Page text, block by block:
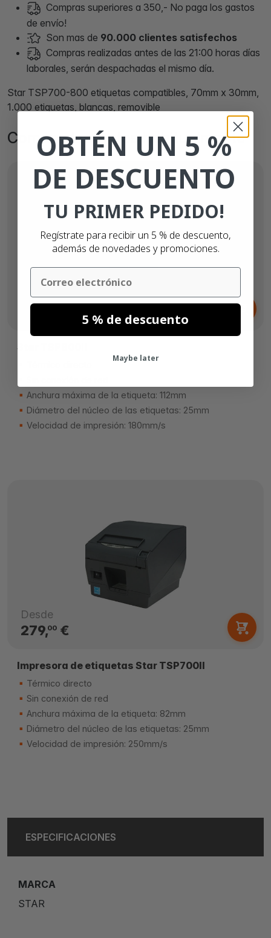
Compras superiores a 350,- No paga los gastos
de envío!
Son mas de 90.000 clientes satisfechos
Compras realizadas antes de las 21:00 horas días
laborales, serán despachadas el mismo día.
Star TSP700-800 etiquetas compatibles, 70mm x 30mm,
1.000 etiquetas, blancas, removible
Comprados juntos habitualmente
Desde
499,
Star TSP800II
Anchura máxima de la etiqueta: 112mm
Diámetro del núcleo de las etiquetas: 25mm
Velocidad de impresión: 180mm/s
Desde
279,00€
Impresora de etiquetas Star TSP700II
Térmico directo
Sin conexión de red
Anchura máxima de la etiqueta: 82mm
Diámetro del núcleo de las etiquetas: 25mm
Velocidad de impresión: 250mm/s
ESPECIFICACIONES
MARCA
STAR
OBTÉN UN 5 %
DE DESCUENTO
TU PRIMER PEDIDO!
Regístrate para recibir un 5 % de descuento,
además de novedades y promociones.
Email
5 % de descuento
Maybe later